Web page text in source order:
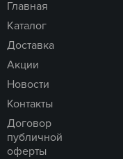
Главная
Каталог
Доставка
Акции
Новости
Контакты
Договор
публичной
оферты